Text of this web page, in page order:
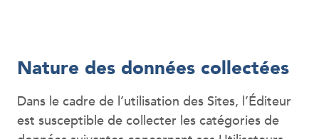
Nature des données collectées
Dans le cadre de l’utilisation des Sites, l’Éditeur
est susceptible de collecter les catégories de